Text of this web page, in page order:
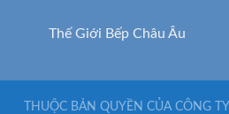
Thế Giới Bếp Châu Âu
THUỘC BẢN QUYỀN CỦA CÔNG